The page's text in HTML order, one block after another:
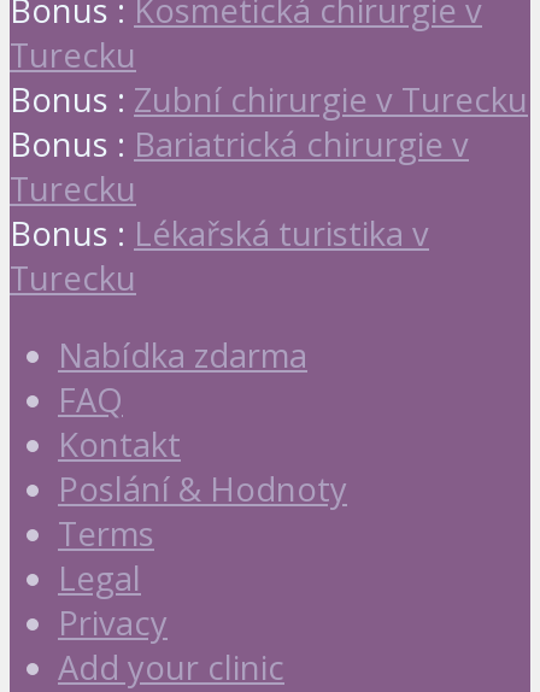
Bonus : Kosmetická chirurgie v
Turecku
Bonus : Zubní chirurgie v Turecku
Bonus : Bariatrická chirurgie v
Turecku
Bonus : Lékařská turistika v
Turecku
Nabídka zdarma
FAQ
Kontakt
Poslání & Hodnoty
Terms
Legal
Privacy
Add your clinic